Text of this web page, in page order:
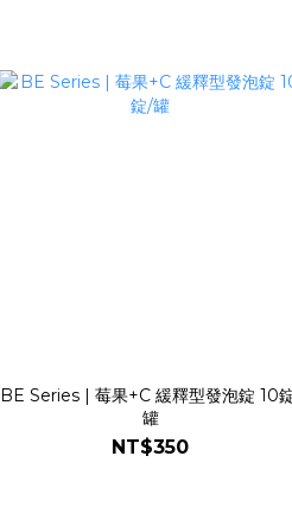
BE Series | 莓果+C 緩釋型發泡錠 10
罐
NT$350